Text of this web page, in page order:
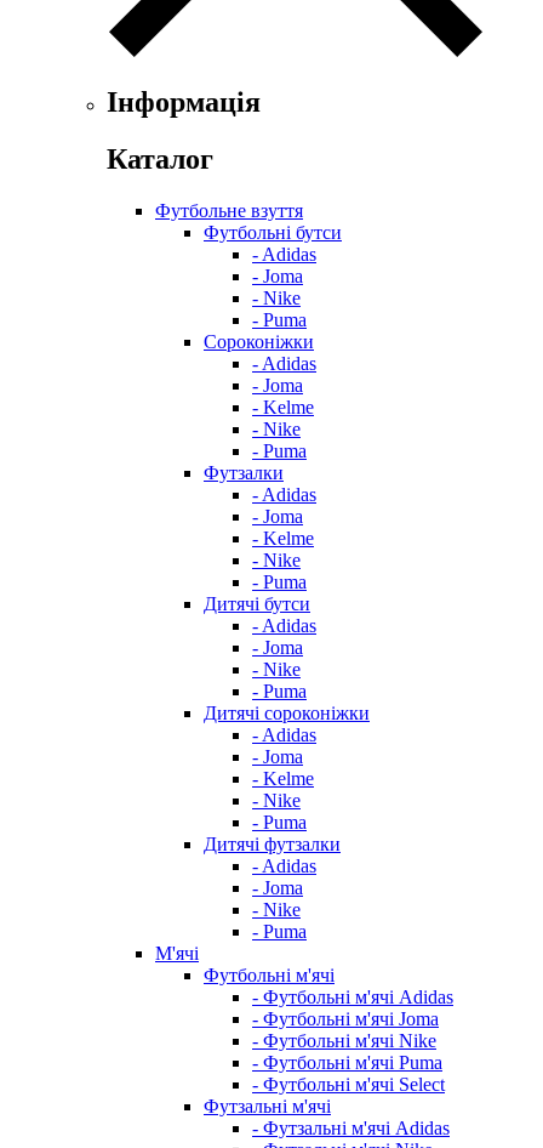
Інформація
Каталог
Футбольне взуття
Футбольні бутси
- Adidas
- Joma
- Nike
- Puma
Сороконіжки
- Adidas
- Joma
- Kelme
- Nike
- Puma
Футзалки
- Adidas
- Joma
- Kelme
- Nike
- Puma
Дитячі бутси
- Adidas
- Joma
- Nike
- Puma
Дитячі сороконіжки
- Adidas
- Joma
- Kelme
- Nike
- Puma
Дитячі футзалки
- Adidas
- Joma
- Nike
- Puma
М'ячі
Футбольні м'ячі
- Футбольні м'ячі Adidas
- Футбольні м'ячі Joma
- Футбольні м'ячі Nike
- Футбольні м'ячі Puma
- Футбольні м'ячі Select
Футзальні м'ячі
- Футзальні м'ячі Adidas